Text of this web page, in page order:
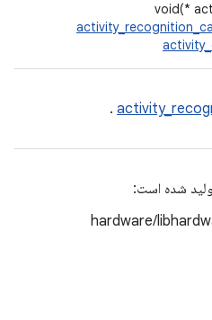
void(*
.
شده است:
hardware/